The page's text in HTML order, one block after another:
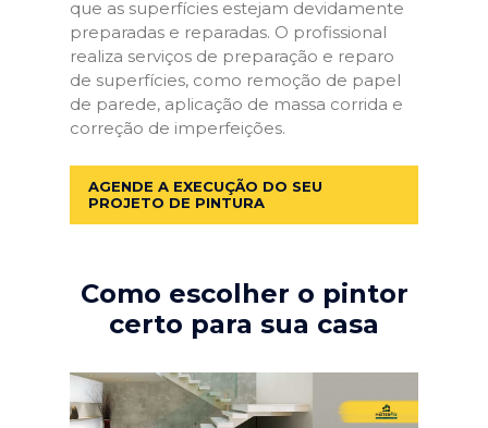
que as superfícies estejam devidamente
preparadas e reparadas. O profissional
realiza serviços de preparação e reparo
de superfícies, como remoção de papel
de parede, aplicação de massa corrida e
correção de imperfeições.
AGENDE A EXECUÇÃO DO SEU
PROJETO DE PINTURA
Como escolher o pintor
certo para sua casa